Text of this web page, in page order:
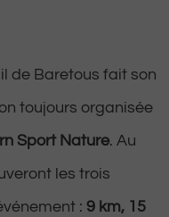
de Baretous fait son
toujours organisée
Sport Nature. Au
les trois
: 9 km, 15